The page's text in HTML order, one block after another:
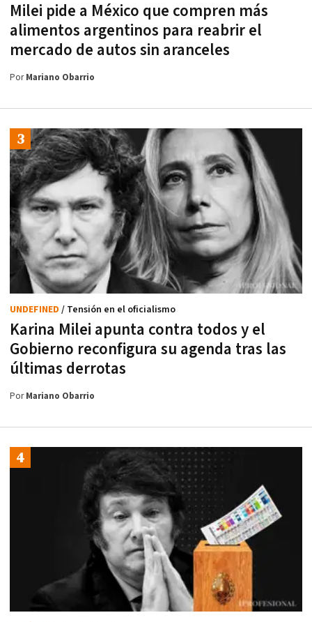
Milei pide a México que compren más
alimentos argentinos para reabrir el
mercado de autos sin aranceles
PorMariano Obarrio
Karina Milei apunta contra todos y el
Gobierno reconfigura su agenda tras las
últimas derrotas
UNDEFINED / Tensión en el oficialismo
PorMariano Obarrio